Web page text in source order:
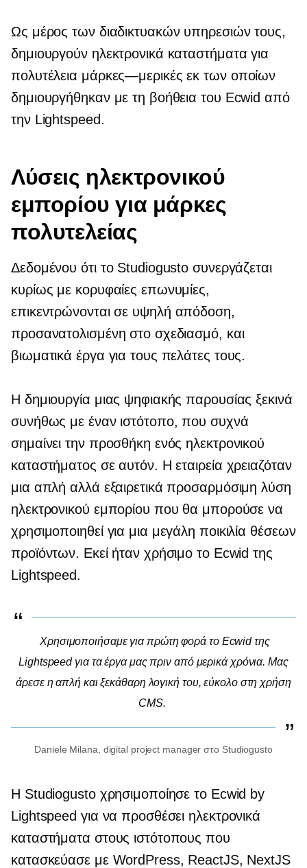
Ως μέρος των διαδικτυακών υπηρεσιών τους,
δημιουργούν ηλεκτρονικά καταστήματα για
πολυτέλεια μάρκες—μερικές εκ των οποίων
δημιουργήθηκαν με τη βοήθεια του Ecwid από
την Lightspeed.
Λύσεις ηλεκτρονικού
εμπορίου για μάρκες
πολυτελείας
Δεδομένου ότι το Studiogusto συνεργάζεται
κυρίως με κορυφαίες επωνυμίες,
επικεντρώνονται σε υψηλή απόδοση,
προσανατολισμένη στο σχεδιασμό, και
βιωματικά έργα για τους πελάτες τους.
Η δημιουργία μιας ψηφιακής παρουσίας ξεκινά
συνήθως με έναν ιστότοπο, που συχνά
σημαίνει την προσθήκη ενός ηλεκτρονικού
καταστήματος σε αυτόν. Η εταιρεία χρειαζόταν
μια απλή αλλά εξαιρετικά προσαρμόσιμη λύση
ηλεκτρονικού εμπορίου που θα μπορούσε να
χρησιμοποιηθεί για μια μεγάλη ποικιλία θέσεων
προϊόντων. Εκεί ήταν χρήσιμο το Ecwid της
Lightspeed.
Χρησιμοποιήσαμε για πρώτη φορά το Ecwid της
Lightspeed για τα έργα μας πριν από μερικά χρόνια. Μας
άρεσε η απλή και ξεκάθαρη λογική του,εύκολο στη χρήση
CMS.
Daniele Milana, digital project manager στο Studiogusto
Η Studiogusto χρησιμοποίησε το Ecwid by
Lightspeed για να προσθέσει ηλεκτρονικά
καταστήματα στους ιστότοπους που
κατασκεύασε με WordPress, ReactJS, NextJS